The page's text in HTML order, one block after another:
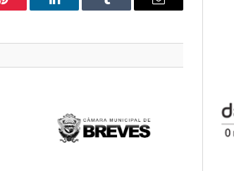
Pinterest LinkedIn Tumblr
E-